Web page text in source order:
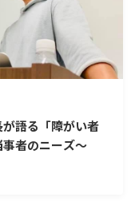
語る「障がい者
者のニーズ～